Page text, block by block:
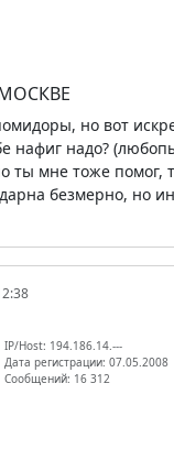
но вот
нафиг надо?
ты мне тоже помог,
безмерно, но
IP/Host: 194.186.14.---
Дата регистрации: 07.05.2008
Сообщений: 16 312